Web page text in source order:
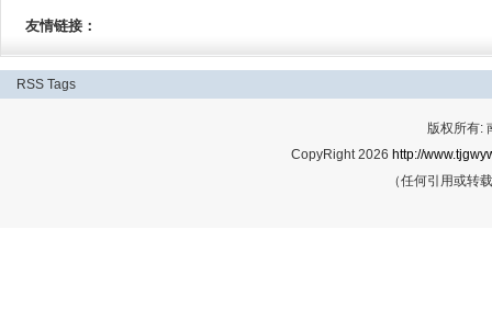
友情链接：
RSS Tags
版权所有:
CopyRight 2026 http://
（任何引用或转